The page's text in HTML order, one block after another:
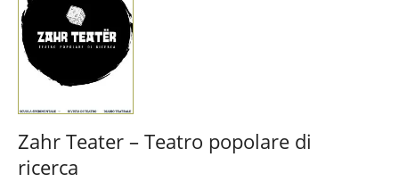
Zahr Teater – Teatro popolare di
ricerca